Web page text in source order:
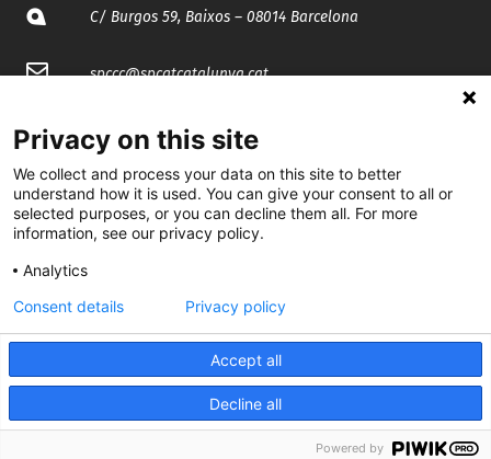
C/ Burgos 59, Baixos – 08014 Barcelona
spccc@spcgtcatalunya.cat
@CGTCatalunya
cgtcatalunya
CGTCatalunya
cgtcatalunya
Desenvolupat per
Privacy on this site
We collect and process your data on this site to better
understand how it is used. You can give your consent to all or
selected purposes, or you can decline them all. For more
information, see our privacy policy.
Analytics
Accept all
Decline all
Consent details Privacy policy
Powered by